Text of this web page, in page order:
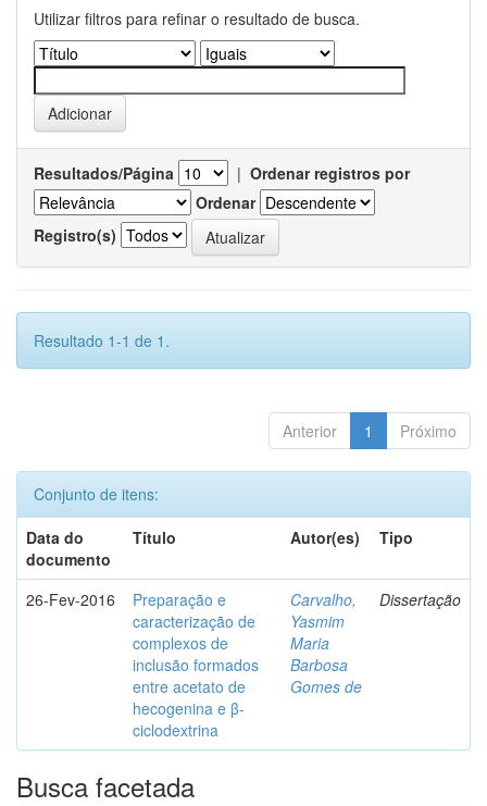
Utilizar filtros para refinar o resultado de busca.
Resultados/Página | Ordenar registros por
Ordenar
Registro(s)
Resultado 1-1 de 1.
Anterior 1 Próximo
Conjunto de itens:
Data do
documento
Título Autor(es) Tipo
26-Fev-2016
Preparação e
caracterização de
complexos de
inclusão formados
entre acetato de
hecogenina e β-
ciclodextrina
Carvalho,
Yasmim
Maria
Barbosa
Gomes de
Dissertação
Busca facetada